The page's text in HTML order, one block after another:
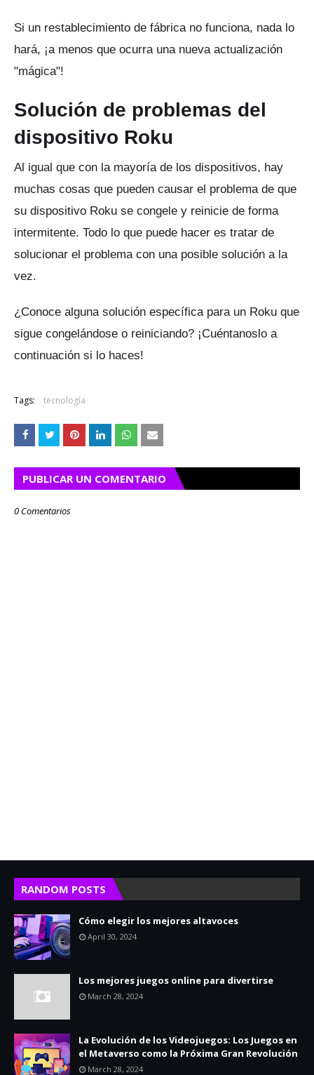
Si un restablecimiento de fábrica no funciona, nada lo
hará, ¡a menos que ocurra una nueva actualización
"mágica"!
Solución de problemas del
dispositivo Roku
Al igual que con la mayoría de los dispositivos, hay
muchas cosas que pueden causar el problema de que
su dispositivo Roku se congele y reinicie de forma
intermitente. Todo lo que puede hacer es tratar de
solucionar el problema con una posible solución a la
vez.
¿Conoce alguna solución específica para un Roku que
sigue congelándose o reiniciando? ¡Cuéntanoslo a
continuación si lo haces!
Tags: tecnología
PUBLICAR UN COMENTARIO
0 Comentarios
RANDOM POSTS
Cómo elegir los mejores altavoces
April 30, 2024
Los mejores juegos online para divertirse
March 28, 2024
La Evolución de los Videojuegos: Los Juegos en
el Metaverso como la Próxima Gran Revolución
March 28, 2024